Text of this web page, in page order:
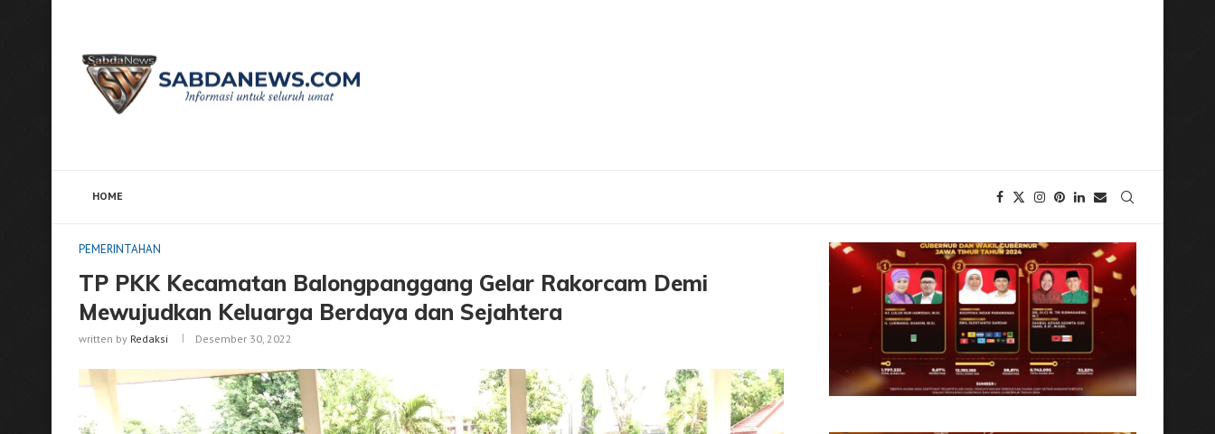
HOME
PEMERINTAHAN
TP PKK Kecamatan Balongpanggang Gelar Rakorcam Demi
Mewujudkan Keluarga Berdaya dan Sejahtera
written by Redaksi Desember 30, 2022